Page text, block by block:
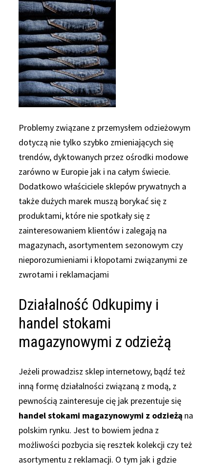
Problemy związane z przemysłem odzieżowym
dotyczą nie tylko szybko zmieniających się
trendów, dyktowanych przez ośrodki modowe
zarówno w Europie jak i na całym świecie.
Dodatkowo właściciele sklepów prywatnych a
także dużych marek muszą borykać się z
produktami, które nie spotkały się z
zainteresowaniem klientów i zalegają na
magazynach, asortymentem sezonowym czy
nieporozumieniami i kłopotami związanymi ze
zwrotami i reklamacjami
Działalność Odkupimy i
handel stokami
magazynowymi z odzieżą
Jeżeli prowadzisz sklep internetowy, bądź też
inną formę działalności związaną z modą, z
pewnością zainteresuje cię jak prezentuje się
handel stokami magazynowymi z odzieżą na
polskim rynku. Jest to bowiem jedna z
możliwości pozbycia się resztek kolekcji czy też
asortymentu z reklamacji. O tym jak i gdzie